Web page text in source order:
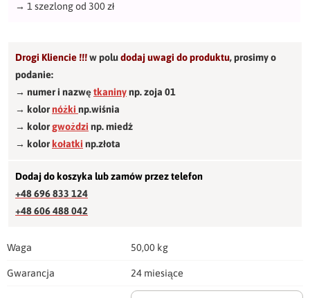
→ 1 szezlong od 300 zł
Drogi Kliencie !!!w poludodaj uwagi do produktu,prosimy o
podanie:
→ numer i nazwętkaninynp. zoja 01
→ kolornóżki np.wiśnia
→ kolorgwożdzi np. miedź
→ kolorkołatki np.złota
Dodaj do koszyka lub zamów przez telefon
+48 696 833 124
+48 606 488 042
Waga 50,00 kg
Gwarancja 24 miesiące